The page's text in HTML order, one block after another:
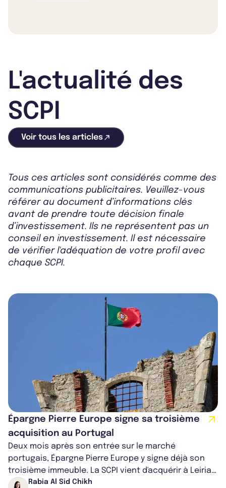
L'actualité des
SCPI
Voir tous les articles
Tous ces articles sont considérés comme des
communications publicitaires. Veuillez-vous
référer au document d’informations clés
avant de prendre toute décision finale
d’investissement. Ils ne représentent pas un
conseil en investissement. Il est nécessaire
de vérifier l'adéquation de votre profil avec
chaque SCPI.
Épargne Pierre Europe signe sa troisième
acquisition au Portugal
Deux mois après son entrée sur le marché
portugais, Épargne Pierre Europe y signe déjà son
troisième immeuble. La SCPI vient d'acquérir à Leiria,
dans le centre du pays, un établis...
Rabia Al Sid Chikh